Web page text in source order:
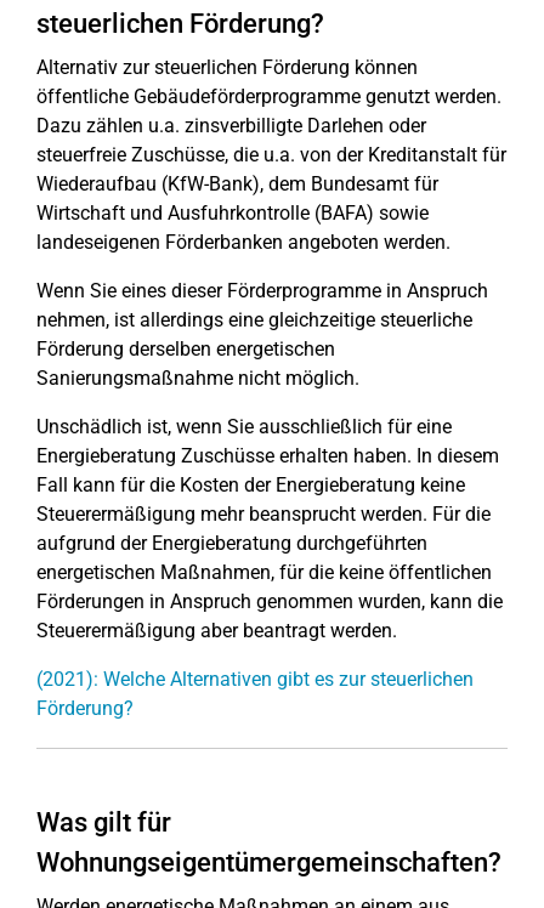
steuerlichen Förderung?
Alternativ zur steuerlichen Förderung können
öffentliche Gebäudeförderprogramme genutzt werden.
Dazu zählen u.a. zinsverbilligte Darlehen oder
steuerfreie Zuschüsse, die u.a. von der Kreditanstalt für
Wiederaufbau (KfW-Bank), dem Bundesamt für
Wirtschaft und Ausfuhrkontrolle (BAFA) sowie
landeseigenen Förderbanken angeboten werden.
Wenn Sie eines dieser Förderprogramme in Anspruch
nehmen, ist allerdings eine gleichzeitige steuerliche
Förderung derselben energetischen
Sanierungsmaßnahme nicht möglich.
Unschädlich ist, wenn Sie ausschließlich für eine
Energieberatung Zuschüsse erhalten haben. In diesem
Fall kann für die Kosten der Energieberatung keine
Steuerermäßigung mehr beansprucht werden. Für die
aufgrund der Energieberatung durchgeführten
energetischen Maßnahmen, für die keine öffentlichen
Förderungen in Anspruch genommen wurden, kann die
Steuerermäßigung aber beantragt werden.
(2021): Welche Alternativen gibt es zur steuerlichen
Förderung?
Was gilt für
Wohnungseigentümergemeinschaften?